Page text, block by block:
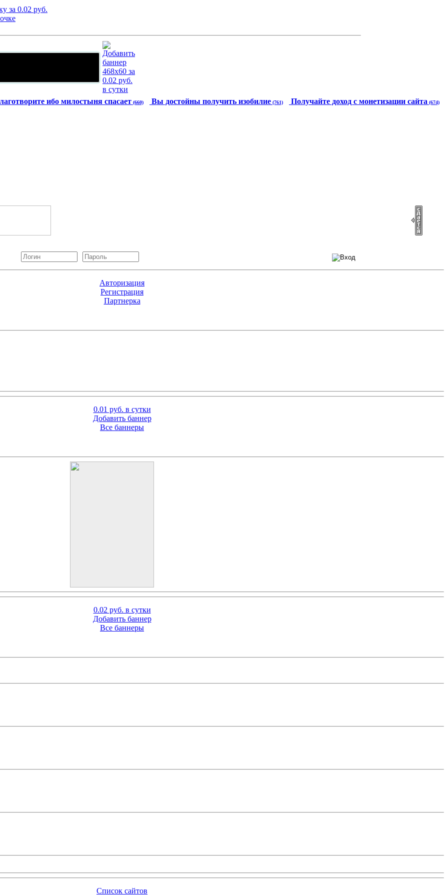
ибо милостыня спасает (660) Вы достойны получить изобилие (761) Получайте доход с монетизации сайта (674)
Авторизация
Регистрация
Партнерка
0.01 руб. в сутки
Добавить баннер
Все баннеры
0.02 руб. в сутки
Добавить баннер
Все баннеры
Список сайтов